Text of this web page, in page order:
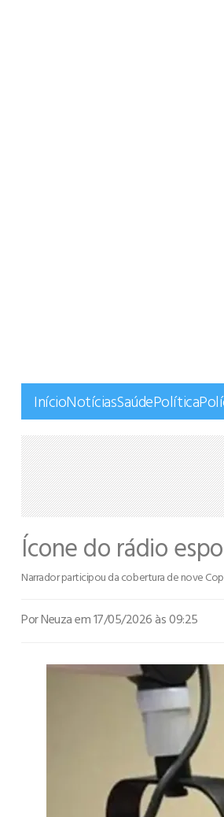
InícioNotíciasSaúdePolítica
Ícone do rádio
Narrador participou da cobertura de nove
Por Neuzaem 17/05/2026 às 09:25